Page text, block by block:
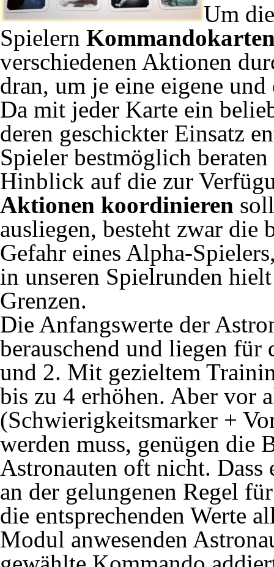
Um
Spielern
verschiedenen Aktionen
dran, um je eine eigene
Da mit jeder Karte ein
deren geschickter Einsatz
Spieler bestmöglich
Hinblick auf die zur
Aktionen koordinieren
ausliegen, besteht zwar die
Gefahr eines Alpha-
in unseren Spielrunden
Grenzen.
Die Anfangswerte der
berauschend und liegen für
und 2. Mit gezieltem
bis zu 4 erhöhen. Aber vor
(Schwierigkeitsmarker +
werden muss, genügen die
Astronauten oft nicht. Dass
an der gelungenen Regel
die entsprechenden Werte
Modul anwesenden